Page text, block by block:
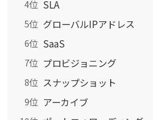
4位 SLA
5位 グローバルIPアドレス
6位 SaaS
7位 プロビジョニング
8位 スナップショット
9位 アーカイブ